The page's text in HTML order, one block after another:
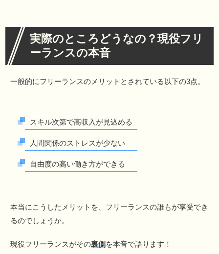
実際のところどうなの？現役フリ
ーランスの本音
一般的にフリーランスのメリットとされている以下の3点。
スキル次第で高収入が見込める
人間関係のストレスが少ない
自由度の高い働き方ができる
本当にこうしたメリットを、フリーランスの誰もが享受でき
るのでしょうか。
現役フリーランスがその裏側を本音で語ります！